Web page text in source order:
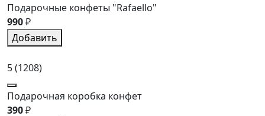
Подарочные конфеты "Rafaello"
990₽
Добавить
5(1208)
Подарочная коробка конфет
390₽